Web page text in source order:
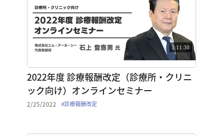
1:11:30
2022年度 診療報酬改定（診療所・クリニ
ック向け）オンラインセミナー
2/25/2022 #診療報酬改定
ログイン